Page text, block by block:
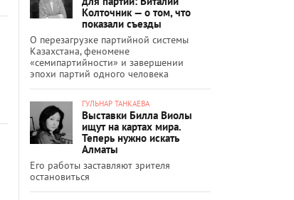
Колточник — о том, что
показали съезды
О перезагрузке партийной системы
Казахстана, феномене
«семипартийности» и завершении
эпохи партий одного человека
ГУЛЬНАР ТАНКАЕВА
Выставки Билла Виолы
ищут на картах мира.
Теперь нужно искать
Алматы
Его работы заставляют зрителя
остановиться